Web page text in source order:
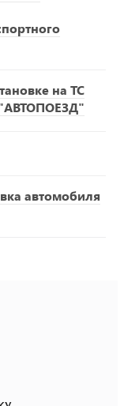
на ТС
"АВТОПОЕЗД"
автомобиля